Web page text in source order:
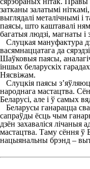
затканы залатымі
выглядалі металічнымі і
паясы, што каштавалі
багатыя людзі, магнаты
Слуцкая мануфактура
васямнаццатага да
Шаўковыя паясы,
іншых беларускіх
Нясвіжам.
Слуцкія паясы
народнага мастацтва.
Беларусі, але і ў самых
Беларусы ганарацца
сапраўды ёсць чым
дзён захаваліся лічаныя
мастацтва. Таму сёння ў
нацыянальны брэнд –